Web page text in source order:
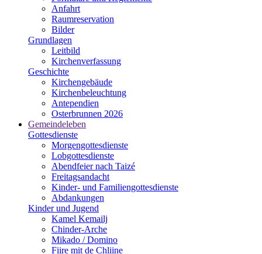
Anfahrt
Raumreservation
Bilder
Grundlagen
Leitbild
Kirchenverfassung
Geschichte
Kirchengebäude
Kirchenbeleuchtung
Antependien
Osterbrunnen 2026
Gemeindeleben
Gottesdienste
Morgengottesdienste
Lobgottesdienste
Abendfeier nach Taizé
Freitagsandacht
Kinder- und Familien­gottesdienste
Abdankungen
Kinder und Jugend
Kamel Kemailj
Chinder-Arche
Mikado / Domino
Fiire mit de Chliine